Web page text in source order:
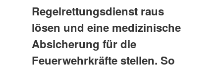
Regelrettungsdienst raus
lösen und eine medizinische
Absicherung für die
Feuerwehrkräfte stellen. So